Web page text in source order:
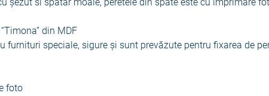
din MDF
furnituri speciale, sigure și sunt prevăzute pentru fixarea de
foto